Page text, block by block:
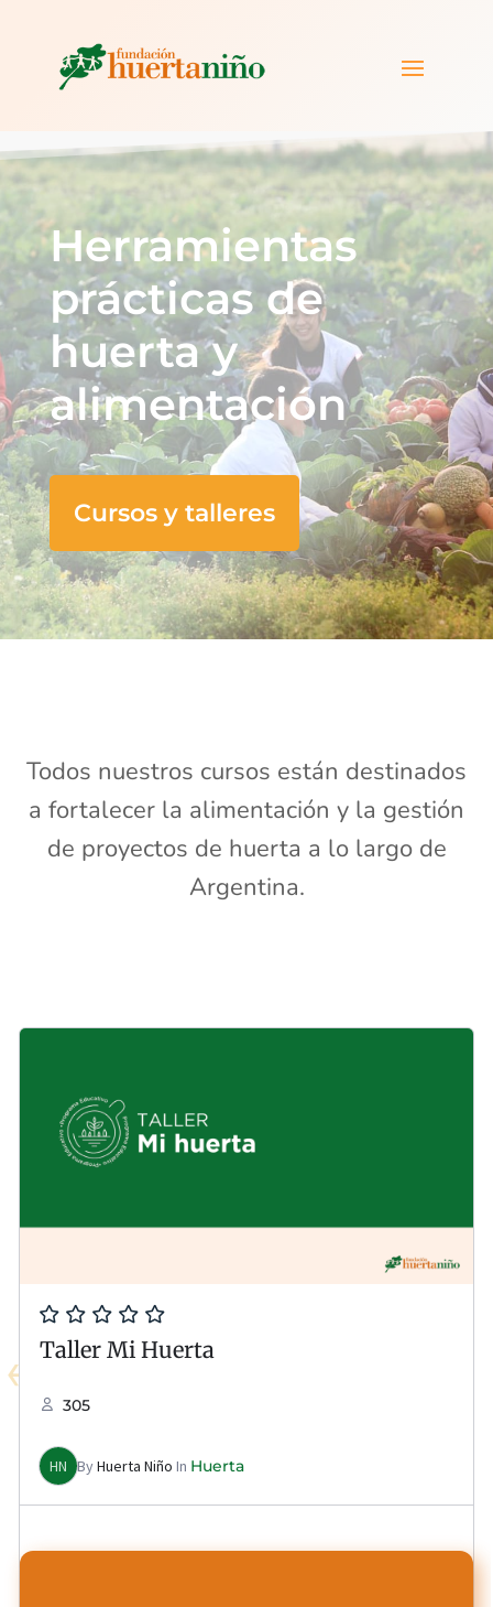
Herramientas
prácticas de
huerta y
alimentación
Cursos y talleres
Todos nuestros cursos están destinados
a fortalecer la alimentación y la gestión
de proyectos de huerta a lo largo de
Argentina.
Taller Mi Huerta
305
HN ByHuerta Niño In Huerta